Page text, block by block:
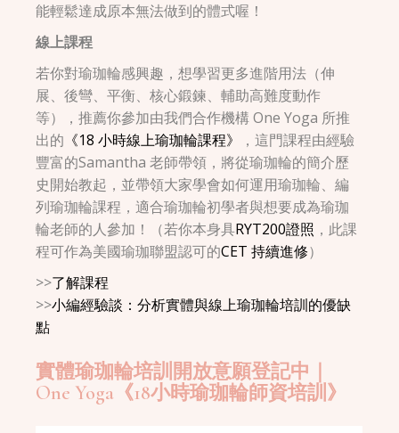
能輕鬆達成原本無法做到的體式喔！
線上課程
若你對瑜珈輪感興趣，想學習更多進階用法（伸
展、後彎、平衡、核心鍛鍊、輔助高難度動作
等），推薦你參加由我們合作機構 One Yoga 所推
出的 《18 小時線上瑜珈輪課程》
，這門課程由經驗
豐富的Samantha 老師帶領，將從瑜珈輪的簡介歷
史開始教起，並帶領大家學會如何運用瑜珈輪、編
列瑜珈輪課程，適合瑜珈輪初學者與想要成為瑜珈
輪老師的人參加！（若你本身具RYT200證照 ，此課
程可作為美國瑜珈聯盟認可的CET 持續進修）
>>了解課程
>>小編經驗談：分析實體與線上瑜珈輪培訓的優缺
點
實體瑜珈輪培訓開放意願登記中｜
One Yoga《18小時瑜珈輪師資培訓》